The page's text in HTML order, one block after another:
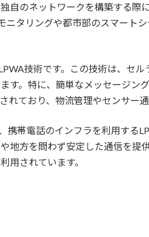
自のネットワークを構築する際
ニタリングや都市部のスマート
技術です。この技術は、セ
す。特に、簡単なメッセージン
れており、物流管理やセンサー
帯電話のインフラを利用する
地方を問わず安定した通信を提
用されています。